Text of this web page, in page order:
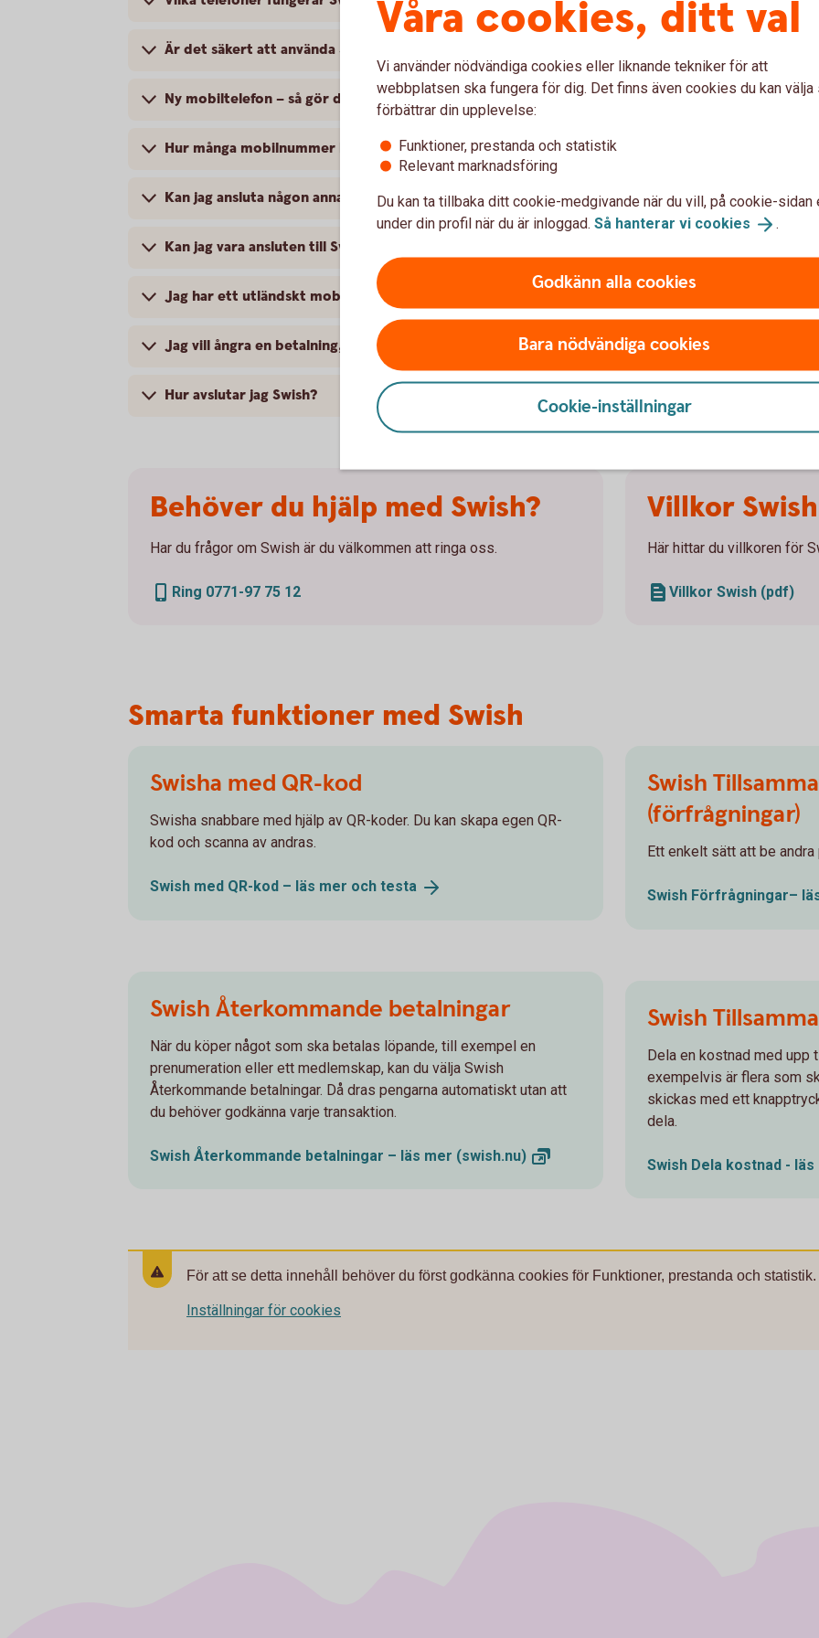
Är det säkert att använda Swish?
Ny mobiltelefon – så gör du med Swish
Hur många mobilnummer kan jag ansluta till Swish?
Kan jag ansluta någon annans mobilnummer?
Kan jag vara ansluten till Swish i flera banker?
Jag har ett utländskt mobilnummer, kan jag ansluta mig till Swish?
Jag vill ångra en betalning, hur gör jag?
Hur avslutar jag Swish?
Behöver du hjälp med Swish?
Har du frågor om Swish är du välkommen att ringa oss.
Ring 0771-97 75 12
Villkor Swish
Här hittar du villkoren för
Villkor Swish (pdf)
Smarta funktioner med Swish
Swisha med QR-kod
Swisha snabbare med hjälp av QR-koder. Du kan skapa egen QR-
kod och scanna av andras.
Swish med QR-kod – läs mer och testa
Swish Återkommande betalningar
När du köper något som ska betalas löpande, till exempel en
prenumeration eller ett medlemskap, kan du välja Swish
Återkommande betalningar. Då dras pengarna automatiskt utan att
du behöver godkänna varje transaktion.
Swish Återkommande betalningar – läs mer (swish.nu)
Swish
(förfrågningar)
Ett enkelt sätt att be
Swish Förfrågningar–
Swish
Dela en kostnad med upp
exempelvis är flera som
skickas med ett
dela.
Swish Dela kostnad -
För att se detta innehåll behöver du först godkänna cookies för Funktioner, prestanda och statistik.
Inställningar för cookies
Våra cookies, ditt val
Vi använder nödvändiga cookies eller liknande tekniker för att
webbplatsen ska fungera för dig. Det finns även cookies du kan välja
förbättrar din upplevelse:
Funktioner, prestanda och statistik
Relevant marknadsföring
Du kan ta tillbaka ditt cookie-medgivande när du vill, på cookie-sidan
under din profil när du är inloggad. Så hanterar vi cookies .
Godkänn alla cookies
Bara nödvändiga cookies
Cookie-inställningar